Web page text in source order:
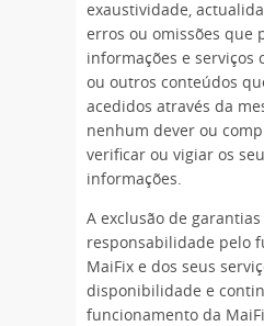
exaustividade,
erros ou omissões que
informações e serviços
ou outros conteúdos
acedidos através da
nenhum dever ou
verificar ou vigiar os
informações.
A exclusão de garantias
responsabilidade pelo
MaiFix e dos seus
disponibilidade e
funcionamento da